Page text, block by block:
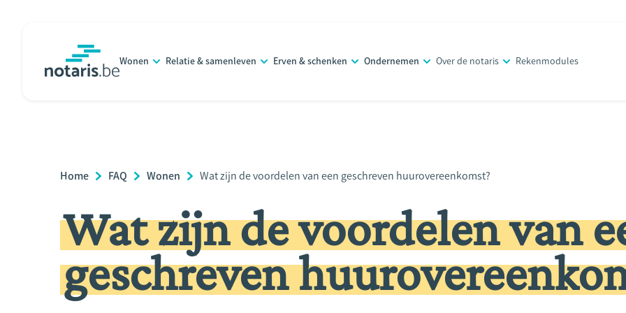
Wonen Relatie & samenleven Erven & schenken Ondernemen Over de notaris Rekenmodules
Breadcrumb
Home FAQ Wonen
Current
Wat zijn de voordelen van een geschreven huurovereenkomst?
Wat zijn de voordelen van
geschreven